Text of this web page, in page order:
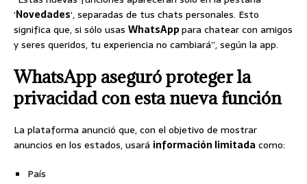
‘Novedades‘, separadas de tus chats personales. Esto
significa que, si sólo usas WhatsApppara chatear con amigos
y seres queridos, tu experiencia no cambiará”, según la app.
WhatsApp aseguró proteger la
privacidad con esta nueva función
La plataforma anunció que, con el objetivo de mostrar
anuncios en los estados, usará información limitada como:
País